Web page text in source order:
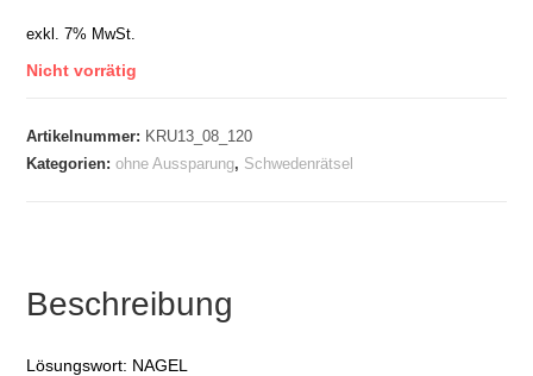
exkl. 7% MwSt.
Nicht vorrätig
Artikelnummer: KRU13_08_120
Kategorien:ohne Aussparung, Schwedenrätsel
Beschreibung
Lösungswort: NAGEL